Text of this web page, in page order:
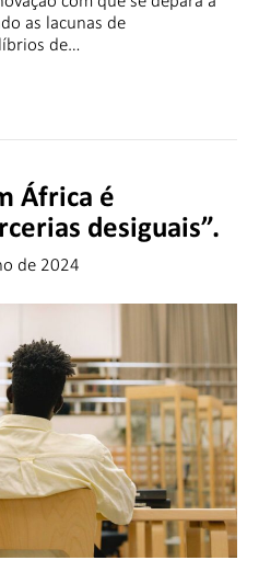
as lacunas de
de…
África é
desiguais”.
de 2024